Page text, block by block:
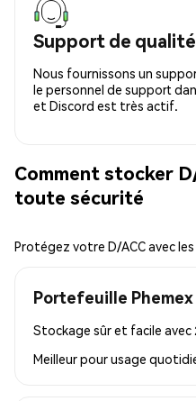
Support de
Nous fournissons un
le personnel de support
et Discord est très actif.
Comment stocker
toute sécurité
Protégez votre D/ACC avec
Portefeuille
Stockage sûr et facile avec
Meilleur pourusage